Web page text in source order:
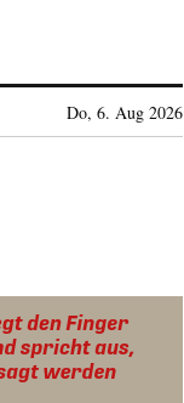
Do, 6. Aug 2026